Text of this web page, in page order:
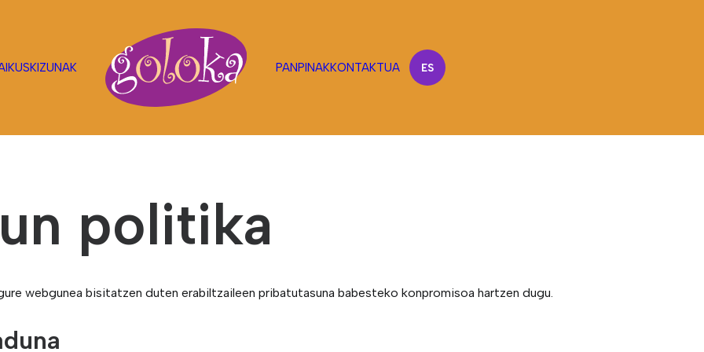
IKUSKIZUNAK PANPINAKKONTAKTUA ES
politika
webgunea bisitatzen duten erabiltzaileen pribatutasuna babesteko konpromisoa hartzen dugu.